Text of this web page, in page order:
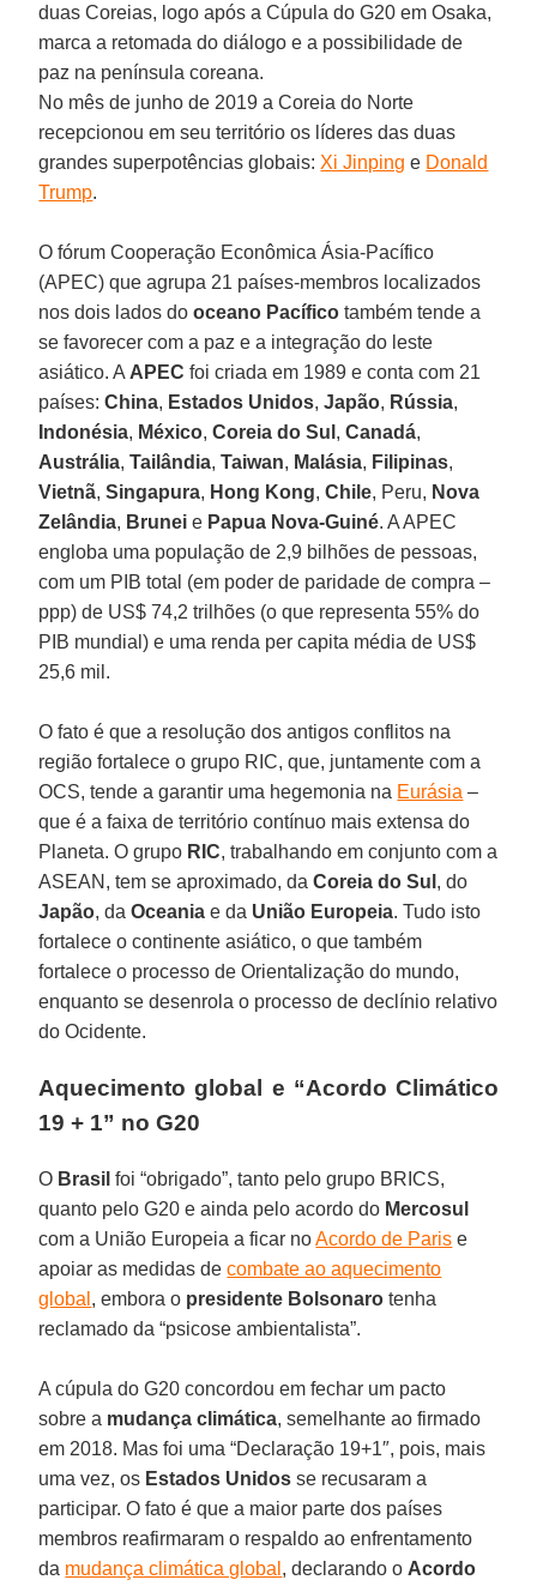
duas Coreias, logo após a Cúpula do G20 em Osaka,
marca a retomada do diálogo e a possibilidade de
paz na península coreana.
No mês de junho de 2019 a Coreia do Norte
recepcionou em seu território os líderes das duas
grandes superpotências globais: Xi Jinping e Donald
Trump.
O fórum Cooperação Econômica Ásia-Pacífico
(APEC) que agrupa 21 países-membros localizados
nos dois lados dooceano Pacífico também tende a
se favorecer com a paz e a integração do leste
asiático. A APEC foi criada em 1989 e conta com 21
países:China, Estados Unidos,Japão, Rússia,
Indonésia, México,Coreia do Sul ,Canadá,
Austrália,Tailândia,Taiwan, Malásia, Filipinas,
Vietnã,Singapura, Hong Kong,Chile, Peru, Nova
Zelândia, Brunei e Papua Nova-Guiné. A APEC
engloba uma população de 2,9 bilhões de pessoas,
com um PIB total (em poder de paridade de compra –
ppp) de US$ 74,2 trilhões (o que representa 55% do
PIB mundial) e uma renda per capita média de US$
25,6 mil.
O fato é que a resolução dos antigos conflitos na
região fortalece o grupo RIC, que, juntamente com a
OCS, tende a garantir uma hegemonia na Eurásia –
que é a faixa de território contínuo mais extensa do
Planeta. O grupo RIC, trabalhando em conjunto com a
ASEAN, tem se aproximado, daCoreia do Sul , do
Japão, daOceania e da União Europeia. Tudo isto
fortalece o continente asiático, o que também
fortalece o processo de Orientalização do mundo,
enquanto se desenrola o processo de declínio relativo
do Ocidente.
Aquecimento global e “Acordo Climático
19 + 1” no G20
O Brasil foi “obrigado”, tanto pelo grupo BRICS,
quanto pelo G20 e ainda pelo acordo do Mercosul
com a União Europeia a ficar noAcordo de Paris e
apoiar as medidas decombate ao aquecimento
global , embora o presidente Bolsonaro tenha
reclamado da “psicose ambientalista”.
A cúpula do G20 concordou em fechar um pacto
sobre a mudança climática, semelhante ao firmado
em 2018. Mas foi uma “Declaração 19+1″, pois, mais
uma vez, os Estados Unidos se recusaram a
participar. O fato é que a maior parte dos países
membros reafirmaram o respaldo ao enfrentamento
da mudança climática global , declarando o Acordo